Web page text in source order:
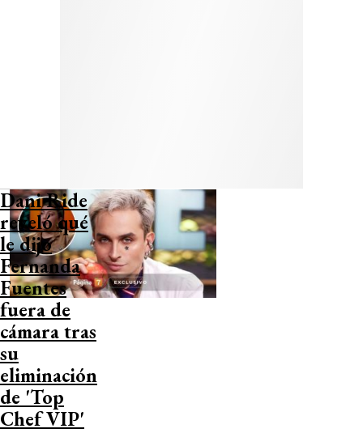
Dani Ride
reveló qué
le dijo
Fernanda
Fuentes
fuera de
cámara tras
su
eliminación
de 'Top
Chef VIP'